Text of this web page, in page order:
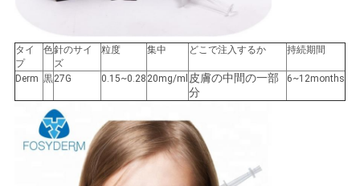
タイ
プ
色針のサイ
ズ
粒度 集中 どこで注入するか 持続期間
Derm 黒27G 0.15~0.28 20mg/ml 皮膚の中間の一部
分
6~12months